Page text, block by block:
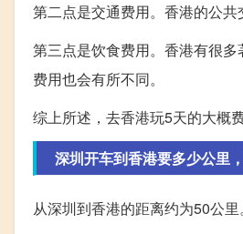
第二点是交通费用。香港的公共
第三点是饮食费用。香港有很
费用也会有所不同。
综上所述，去香港玩5天的大概
深圳开车到香港要多少公里
从深圳到香港的距离约为50公